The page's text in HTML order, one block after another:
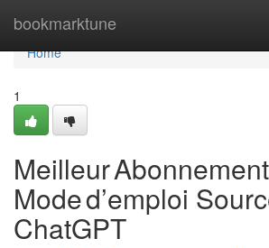
bookmarktune
Home
Home
1
Meilleur
Mode d’emploi
ChatGPT